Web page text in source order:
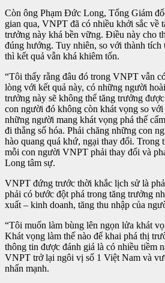
Còn ông Phạm Đức Long, Tổng Giám
gian qua, VNPT đã có nhiều khởi sắc về
trưởng này khá bền vững. Điều này cho
đúng hướng. Tuy nhiên, so với thành
thì kết quả vẫn khá khiêm tốn.
“Tôi thấy rằng đâu đó trong VNPT vẫn
lòng với kết quả này, có những người
trưởng này sẽ không thể tăng trưởng
con người đó không còn khát vọng so
những người mang khát vọng phá thế
đi thẳng số hóa. Phải chăng những con
hào quang quá khứ, ngại thay đổi. Trong
mỗi con người VNPT phải thay đổi và
Long tâm sự.
VNPT đứng trước thời khắc lịch sử là
phải có bước đột phá trong tăng trưởng
xuất – kinh doanh, tăng thu nhập của
“Tôi muốn làm bùng lên ngọn lửa khát
Khát vọng làm thế nào để khai phá thị
thông tin được đánh giá là có nhiều tiềm
VNPT trở lại ngôi vị số 1 Việt Nam và
nhấn mạnh.